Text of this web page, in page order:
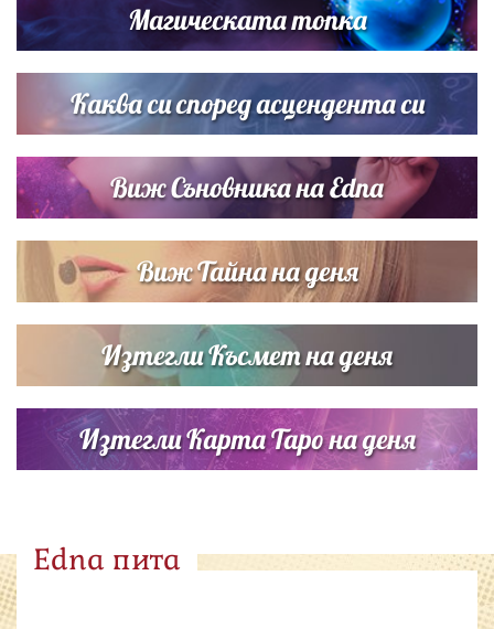
Дъщерята на Тодор Батков вдигна сватба, Стоичков и
Братя Аргирови я изненадаха с песен
Магическата топка
Каква си според асцендента си
Виж Съновника на Edna
Виж Тайна на деня
Изтегли Късмет на деня
Изтегли Карта Таро на деня
Edna пита